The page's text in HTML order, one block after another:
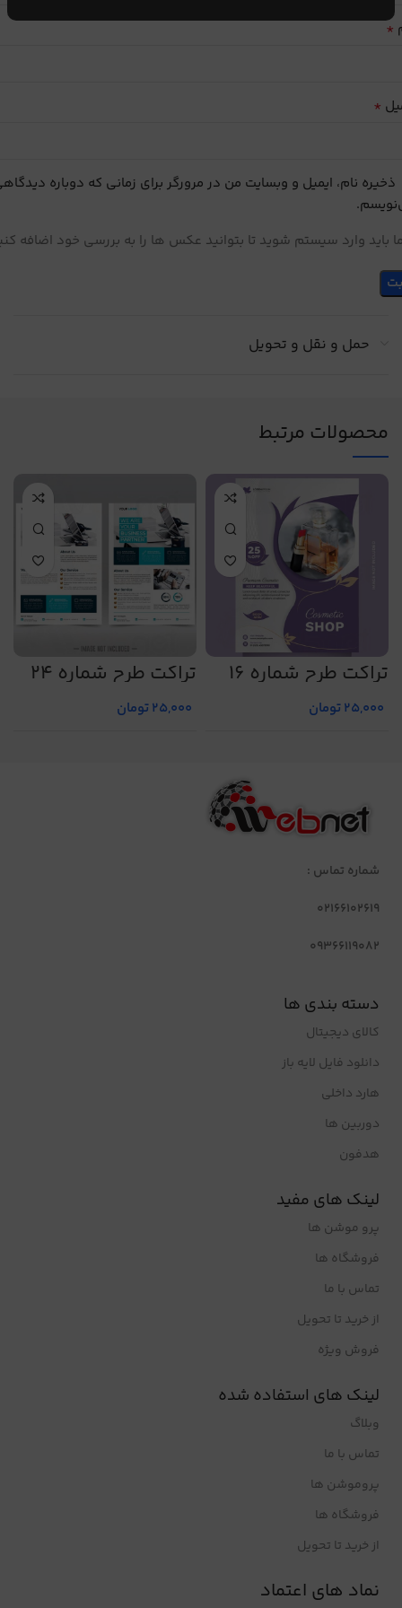
*
*
ذخیره نام، ایمیل و وبسایت من در مرورگر برای زمانی که دوباره
باید وارد سیستم شوید تا بتوانید عکس ها را به بررسی خود اضافه
حمل و نقل و تحویل
محصولات مرتبط
تراکت طرح شماره 16
25,000تومان
تراکت طرح شماره 24
25,000تومان
شماره تماس :
02166102619
09366119082
دسته بندی ها
کالای دیجیتال
دانلود فایل لایه باز
هارد داخلی
دوربین ها
هدفون
لینک های مفید
پرو موشن ها
فروشگاه ها
تماس با ما
از خرید تا تحویل
فروش ویژه
لینک های استفاده شده
وبلاگ
تماس با ما
پروموشن ها
فروشگاه ها
از خرید تا تحویل
نماد های اعتماد